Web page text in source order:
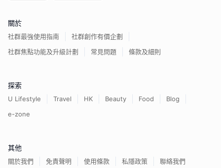
關於
社群最強使用指南
社群創作有價企劃
社群焦點功能及升級計劃
常見問題 條款及細則
探索
U Lifestyle Travel HK Beauty Food
Blog
e-zone
其他
關於我們 免責聲明 使用條款 私隱政策 聯絡我們